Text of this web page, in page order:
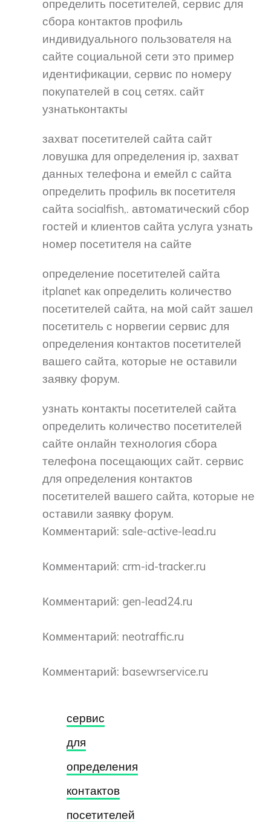
определить посетителей, сервис для
сбора контактов профиль
индивидуального пользователя на
сайте социальной сети это пример
идентификации, сервис по номеру
покупателей в соц сетях. сайт
узнатьконтакты
захват посетителей сайта сайт
ловушка для определения ip, захват
данных телефона и емейл с сайта
определить профиль вк посетителя
сайта socialfish,. автоматический сбор
гостей и клиентов сайта услуга узнать
номер посетителя на сайте
определение посетителей сайта
itplanet как определить количество
посетителей сайта, на мой сайт зашел
посетитель с норвегии сервис для
определения контактов посетителей
вашего сайта, которые не оставили
заявку форум.
узнать контакты посетителей сайта
определить количество посетителей
сайте онлайн технология сбора
телефона посещающих сайт. сервис
для определения контактов
посетителей вашего сайта, которые не
оставили заявку форум.
Комментарий: sale-active-lead.ru
Комментарий: crm-id-tracker.ru
Комментарий: gen-lead24.ru
Комментарий: neotraffic.ru
Комментарий: basewrservice.ru
сервис
для
определения
контактов
посетителей